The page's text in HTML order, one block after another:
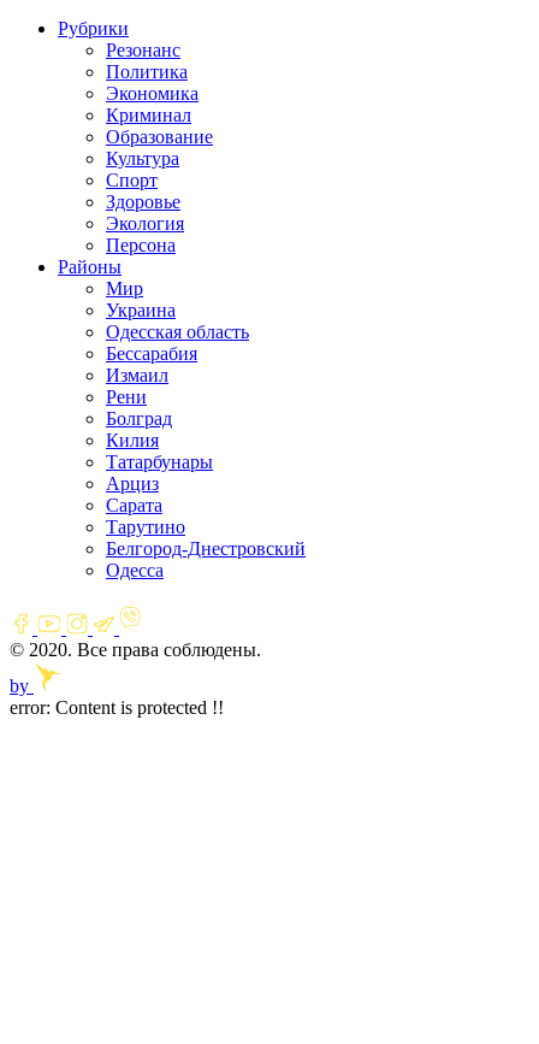
Рубрики
Резонанс
Политика
Экономика
Криминал
Образование
Культура
Спорт
Здоровье
Экология
Персона
Районы
Мир
Украина
Одесская область
Бессарабия
Измаил
Рени
Болград
Килия
Татарбунары
Арциз
Сарата
Тарутино
Белгород-Днестровский
Одесса
© 2020. Все права соблюдены.
by
error: Content is protected !!